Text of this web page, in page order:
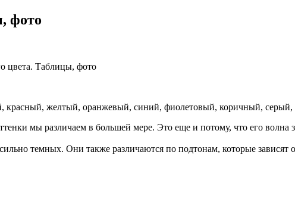
фото
цвета. Таблицы, фото
красный, желтый, оранжевый, синий, фиолетовый, коричный,
мы различаем в большей мере. Это еще и потому, что его волна
темных. Они также различаются по подтонам, которые